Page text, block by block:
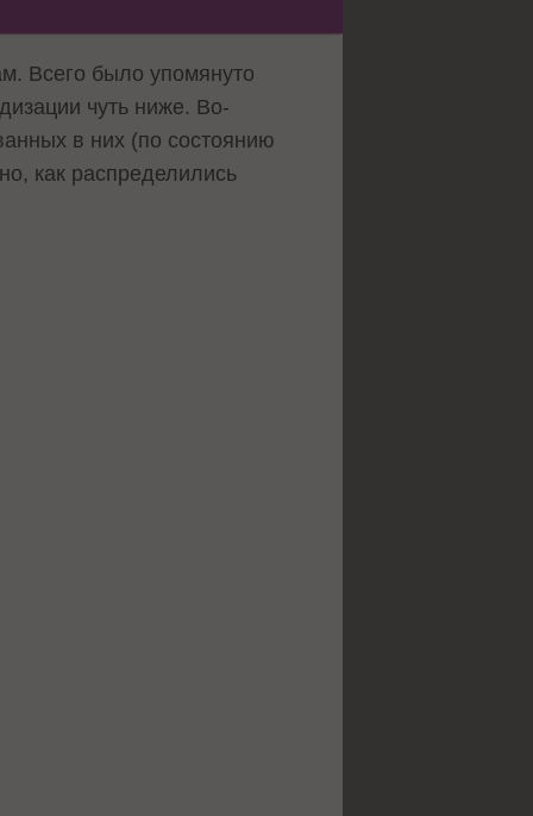
Всего было упомянуто
чуть ниже. Во-
в них (по состоянию
как распределились